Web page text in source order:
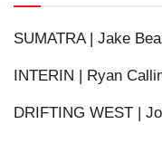
SUMATRA | Jake
INTERIN | Ryan
DRIFTING WEST |